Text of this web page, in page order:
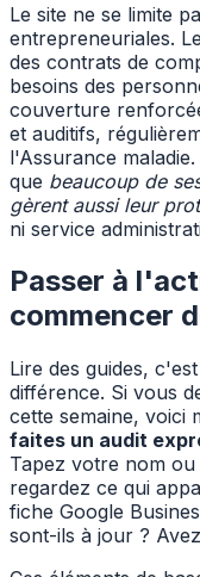
Le site ne se limite
entrepreneuriales.
des contrats de
besoins des
couverture
et auditifs,
l'Assurance
que beaucoup de
gèrent aussi leur
ni service
Passer à
commencer
Lire des guides,
différence. Si vous
cette semaine, voici
faites un audit
Tapez votre nom
regardez ce qui
fiche Google
sont-ils à jour ?